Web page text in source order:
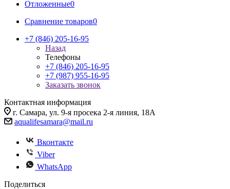
Отложенные0
Сравнение товаров0
+7 (846) 205-16-95
Назад
Телефоны
+7 (846) 205-16-95
+7 (987) 955-16-95
Заказать звонок
Контактная информация
г. Самара, ул. 9-я просека 2-я линия, 18А
aqualifesamara@mail.ru
Вконтакте
Viber
WhatsApp
Поделиться